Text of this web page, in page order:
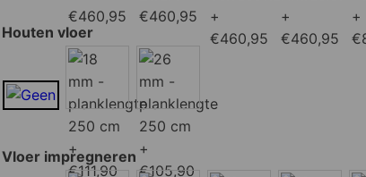
Houten vloer
Vloer impregneren